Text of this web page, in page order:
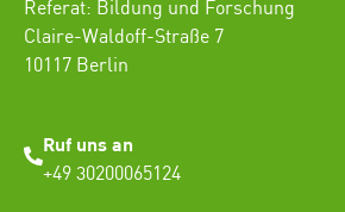
Referat: Bildung und Forschung
Claire-Waldoff-Straße 7
10117 Berlin
Ruf uns an
+49 30200065124